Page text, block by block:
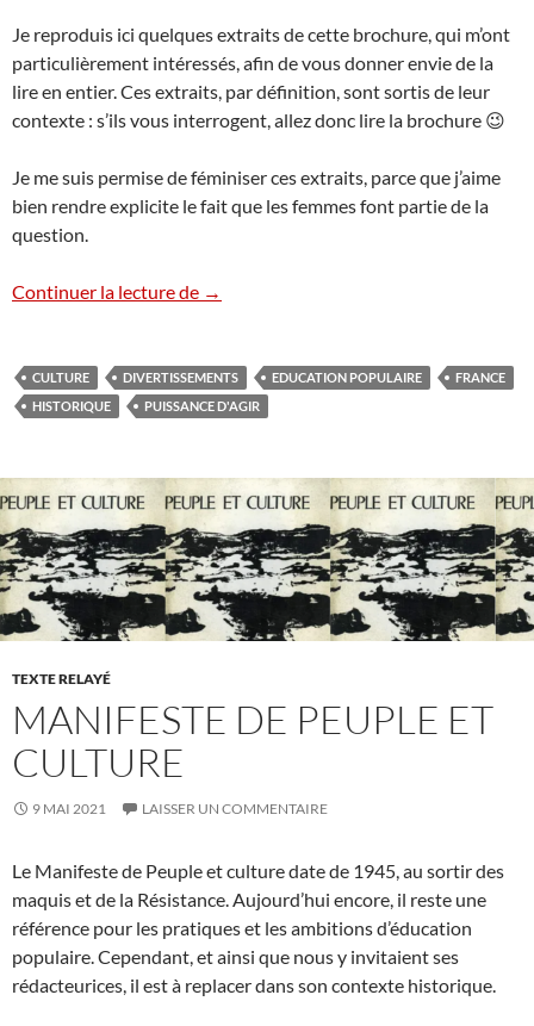
Je reproduis ici quelques extraits de cette brochure, qui m’ont
particulièrement intéressés, afin de vous donner envie de la
lire en entier. Ces extraits, par définition, sont sortis de leur
contexte : s’ils vous interrogent, allez donc lire la brochure 😉
Je me suis permise de féminiser ces extraits, parce que j’aime
bien rendre explicite le fait que les femmes font partie de la
question.
Continuer la lecture de Culture et sociabilité
→
CULTURE DIVERTISSEMENTS EDUCATION POPULAIRE
FRANCE
HISTORIQUE
PUISSANCE D'AGIR
TEXTE RELAYÉ
MANIFESTE DE PEUPLE ET
CULTURE
9 MAI 2021 LAISSER UN COMMENTAIRE
Le Manifeste de Peuple et culture date de 1945, au sortir des
maquis et de la Résistance. Aujourd’hui encore, il reste une
référence pour les pratiques et les ambitions d’éducation
populaire. Cependant, et ainsi que nous y invitaient ses
rédacteurices, il est à replacer dans son contexte historique.